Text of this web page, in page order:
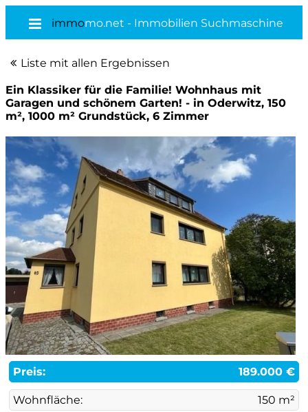
immomo.net - Immobilien Suchmaschine
Liste mit allen Ergebnissen
Ein Klassiker für die Familie! Wohnhaus mit
Garagen und schönem Garten! - in Oderwitz, 150
m², 1000 m² Grundstück, 6 Zimmer
Preis: 189.000 €
Wohnfläche: 150 m²